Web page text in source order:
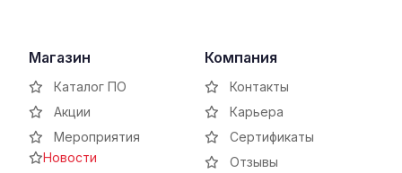
Магазин
Каталог ПО
Акции
Мероприятия
Новости
Компания
Контакты
Карьера
Сертификаты
Отзывы